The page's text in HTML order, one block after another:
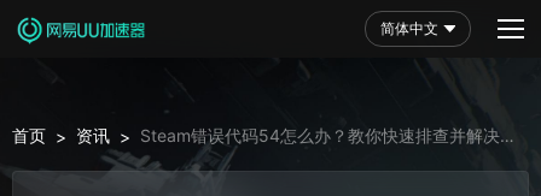
简体中文
首页 > 资讯 > Steam错误代码54怎么办？教你快速排查并解决问
题！